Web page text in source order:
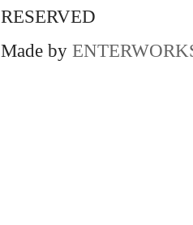
RESERVED
Made by